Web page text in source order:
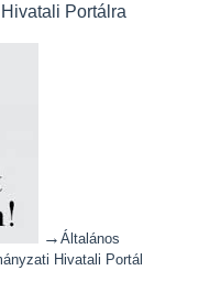
Portálra
→ Általános
Hivatali Portál